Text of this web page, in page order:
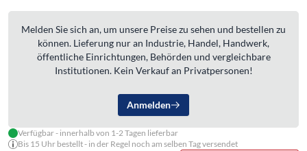
Melden Sie sich an, um unsere Preise zu sehen und bestellen zu
können. Lieferung nur an Industrie, Handel, Handwerk,
öffentliche Einrichtungen, Behörden und vergleichbare
Institutionen. Kein Verkauf an Privatpersonen!
Anmelden
Verfügbar - innerhalb von 1-2 Tagen lieferbar
Bis 15 Uhr bestellt - in der Regel noch am selben Tag versendet